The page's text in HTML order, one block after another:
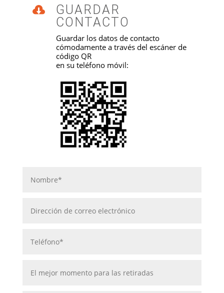

GUARDAR
CONTACTO
Guardar los datos de contacto
cómodamente a través del escáner de
código QR
en su teléfono móvil: